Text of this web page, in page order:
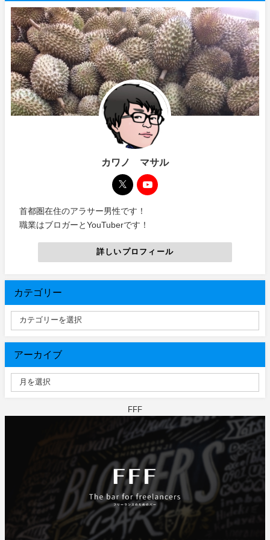
カワノ マサル
首都圏在住のアラサー男性です！
職業はブロガーとYouTuberです！
詳しいプロフィール
カテゴリー
アーカイブ
FFF